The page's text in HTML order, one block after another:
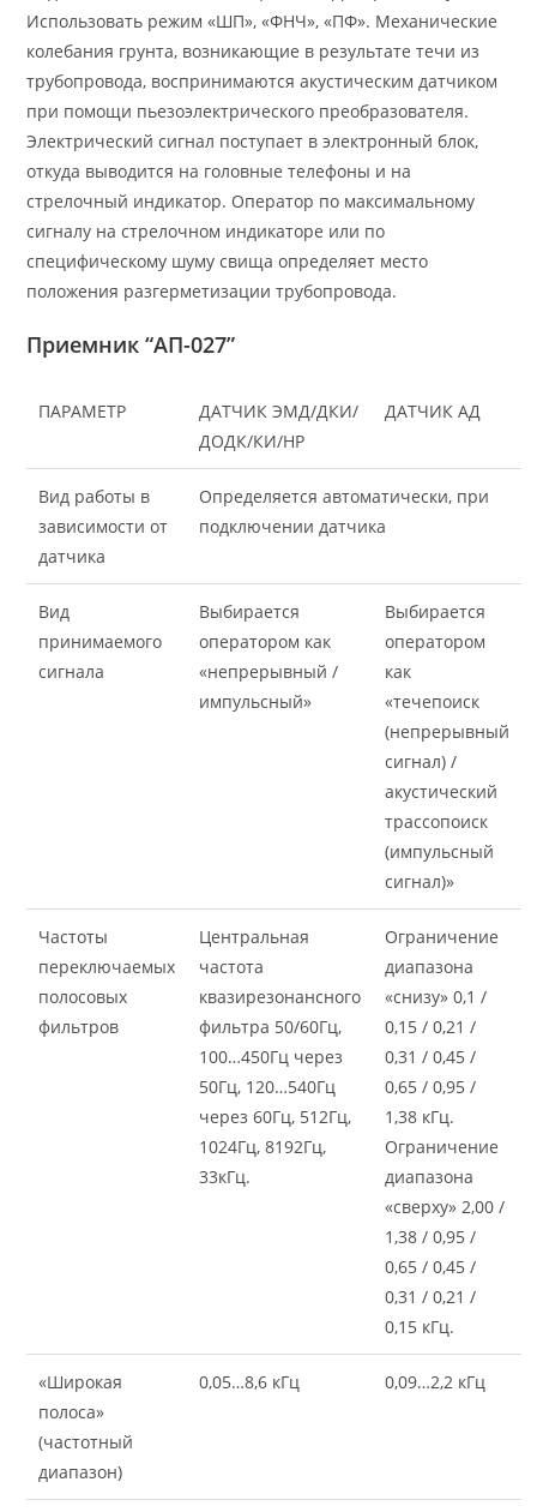
Использовать режим «ШП», «ФНЧ», «ПФ». Механические
колебания грунта, возникающие в результате течи из
трубопровода, воспринимаются акустическим датчиком
при помощи пьезоэлектрического преобразователя.
Электрический сигнал поступает в электронный блок,
откуда выводится на головные телефоны и на
стрелочный индикатор. Оператор по максимальному
сигналу на стрелочном индикаторе или по
специфическому шуму свища определяет место
положения разгерметизации трубопровода.
Приемник “АП-027”
ПАРАМЕТР
ДАТЧИК ЭМД/ДКИ/
ДОДК/КИ/НР
ДАТЧИК АД
Вид работы в
зависимости от
датчика
Определяется автоматически, при
подключении датчика
Вид
принимаемого
сигнала
Выбирается
оператором как
«непрерывный /
импульсный»
Выбирается
оператором
как
«течепоиск
(непрерывный
сигнал) /
акустический
трассопоиск
(импульсный
сигнал)»
Частоты
переключаемых
полосовых
фильтров
Центральная
частота
квазирезонансного
фильтра 50/60Гц,
100…450Гц через
50Гц, 120…540Гц
через 60Гц, 512Гц,
1024Гц, 8192Гц,
33кГц.
Ограничение
диапазона
«снизу» 0,1 /
0,15 / 0,21 /
0,31 / 0,45 /
0,65 / 0,95 /
1,38 кГц.
Ограничение
диапазона
«сверху» 2,00 /
1,38 / 0,95 /
0,65 / 0,45 /
0,31 / 0,21 /
0,15 кГц.
«Широкая
полоса»
(частотный
диапазон)
0,05…8,6 кГц 0,09…2,2 кГц